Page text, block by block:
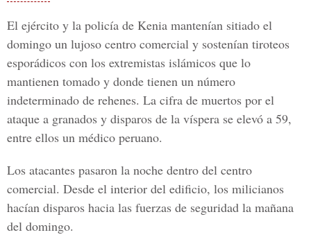
El ejército y la policía de Kenia mantenían sitiado el
domingo un lujoso centro comercial y sostenían tiroteos
esporádicos con los extremistas islámicos que lo
mantienen tomado y donde tienen un número
indeterminado de rehenes. La cifra de muertos por el
ataque a granados y disparos de la víspera se elevó a 59,
entre ellos un médico peruano.
Los atacantes pasaron la noche dentro del centro
comercial. Desde el interior del edificio, los milicianos
hacían disparos hacia las fuerzas de seguridad la mañana
del domingo.